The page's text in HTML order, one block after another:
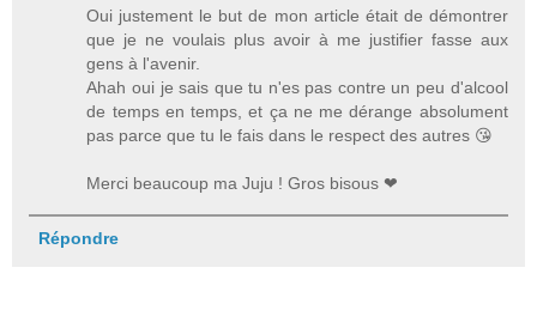
Oui justement le but de mon article était de démontrer
que je ne voulais plus avoir à me justifier fasse aux
gens à l'avenir.
Ahah oui je sais que tu n'es pas contre un peu d'alcool
de temps en temps, et ça ne me dérange absolument
pas parce que tu le fais dans le respect des autres 😘
Merci beaucoup ma Juju ! Gros bisous ❤
Répondre